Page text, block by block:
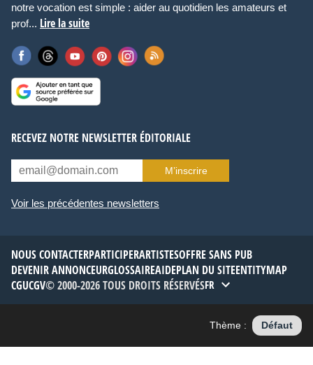
notre vocation est simple : aider au quotidien les amateurs et
prof... Lire la suite
RECEVEZ NOTRE NEWSLETTER ÉDITORIALE
M’inscrire
Voir les précédentes newsletters
NOUS CONTACTERPARTICIPERARTISTESOFFRE SANS PUB
DEVENIR ANNONCEURGLOSSAIREAIDEPLAN DU SITEENTITYMAP
CGUCGV© 2000-2026 TOUS DROITS RÉSERVÉSFR
Thème : Défaut